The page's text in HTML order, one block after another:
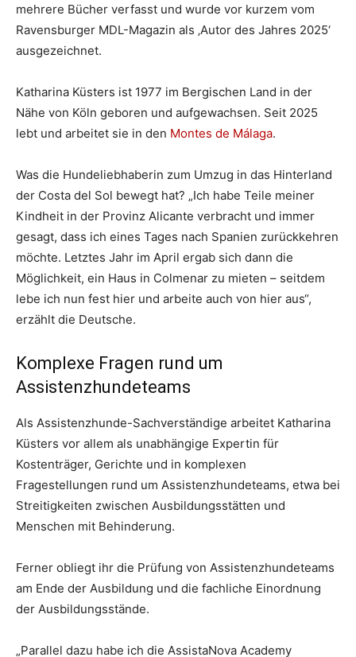
mehrere Bücher verfasst und wurde vor kurzem vom
Ravensburger MDL-Magazin als ‚Autor des Jahres 2025‘
ausgezeichnet.
Katharina Küsters ist 1977 im Bergischen Land in der
Nähe von Köln geboren und aufgewachsen. Seit 2025
lebt und arbeitet sie in den Montes de Málaga.
Was die Hundeliebhaberin zum Umzug in das Hinterland
der Costa del Sol bewegt hat? „Ich habe Teile meiner
Kindheit in der Provinz Alicante verbracht und immer
gesagt, dass ich eines Tages nach Spanien zurückkehren
möchte. Letztes Jahr im April ergab sich dann die
Möglichkeit, ein Haus in Colmenar zu mieten – seitdem
lebe ich nun fest hier und arbeite auch von hier aus“,
erzählt die Deutsche.
Komplexe Fragen rund um
Assistenzhundeteams
Als Assistenzhunde-Sachverständige arbeitet Katharina
Küsters vor allem als unabhängige Expertin für
Kostenträger, Gerichte und in komplexen
Fragestellungen rund um Assistenzhundeteams, etwa bei
Streitigkeiten zwischen Ausbildungsstätten und
Menschen mit Behinderung.
Ferner obliegt ihr die Prüfung von Assistenzhundeteams
am Ende der Ausbildung und die fachliche Einordnung
der Ausbildungsstände.
„Parallel dazu habe ich die AssistaNova Academy